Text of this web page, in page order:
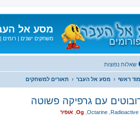
מסע אל
משחקים ישנים | רומים |
שאלות נפוצות
ראשי מסע אל העבר תאורים למשחקים
עם גרפיקה פשוטה
Octarine
Og אופיר